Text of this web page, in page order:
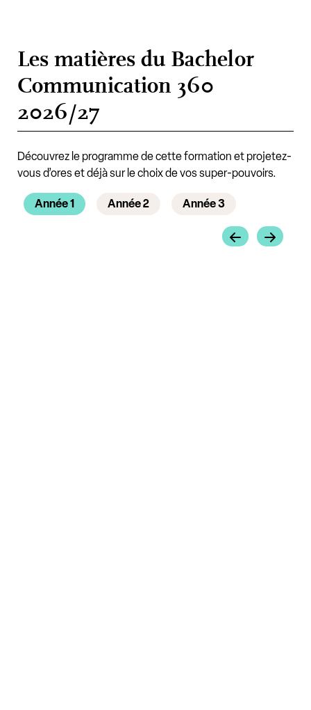
Les matières du Bachelor
Communication 360
2026/27
Découvrez le programme de cette formation et projetez-
vous d’ores et déjà sur le choix de vos super-pouvoirs.
Année 1 Année 2 Année 3